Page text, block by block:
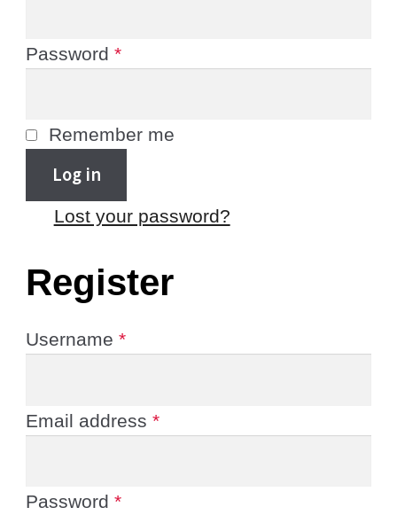
Password*
Remember me
Log in
Lost your password?
Register
Username*
Email address*
Password*